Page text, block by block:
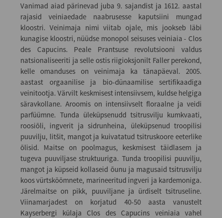
Vanimad aiad pärinevad juba 9. sajandist ja 1612. aastal
rajasid veiniaedade naabrusesse kaputsiini mungad
kloostri. Veinimaja nimi viitab ojale, mis jookseb läbi
kunagise kloostri, nüüdse monopol seisuses veiniaia - Clos
des Capucins. Peale Prantsuse revolutsiooni valdus
natsionaliseeriti ja selle ostis riigioksjonilt Faller perekond,
kelle omanduses on veinimaja ka tänapäeval. 2005.
aastast orgaanilise ja bio-dünaamilise sertifikaadiga
veinitootja. Värvilt keskmisest intensiivsem, kuldse helgiga
säravkollane. Aroomis on intensiivselt floraalne ja veidi
parfüümne. Tunda üleküpsenudd tsitrusvilju kumkvaati,
roosiõli, ingverit ja sidrunheina, üleküpsenud troopilisi
puuvilju, litšit, mangot ja kuivatatud tsitruskoore eeterlike
õlisid. Maitse on poolmagus, keskmisest täidlasem ja
tugeva puuviljase struktuuriga. Tunda troopilisi puuvilju,
mangot ja küpseid kollaseid õunu ja magusaid tsitrusvilju
koos vürtsköömnete, marineeritud ingveri ja kardemoniga.
Järelmaitse on pikk, puuviljane ja ürdiselt tsitruseline.
Viinamarjadest on korjatud 40-50 aasta vanustelt
Kayserbergi külaja Clos des Capucins veiniaia vahel